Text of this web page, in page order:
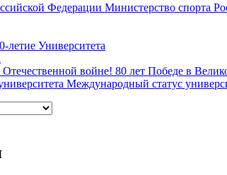
Министерство спорта
летие Университета
80 лет Победе в
Международный статус